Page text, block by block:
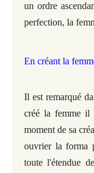
un ordre
perfection, la
En créant la
Il est remarqué
créé la femme il
moment de sa
ouvrier la forma
toute l'étendue